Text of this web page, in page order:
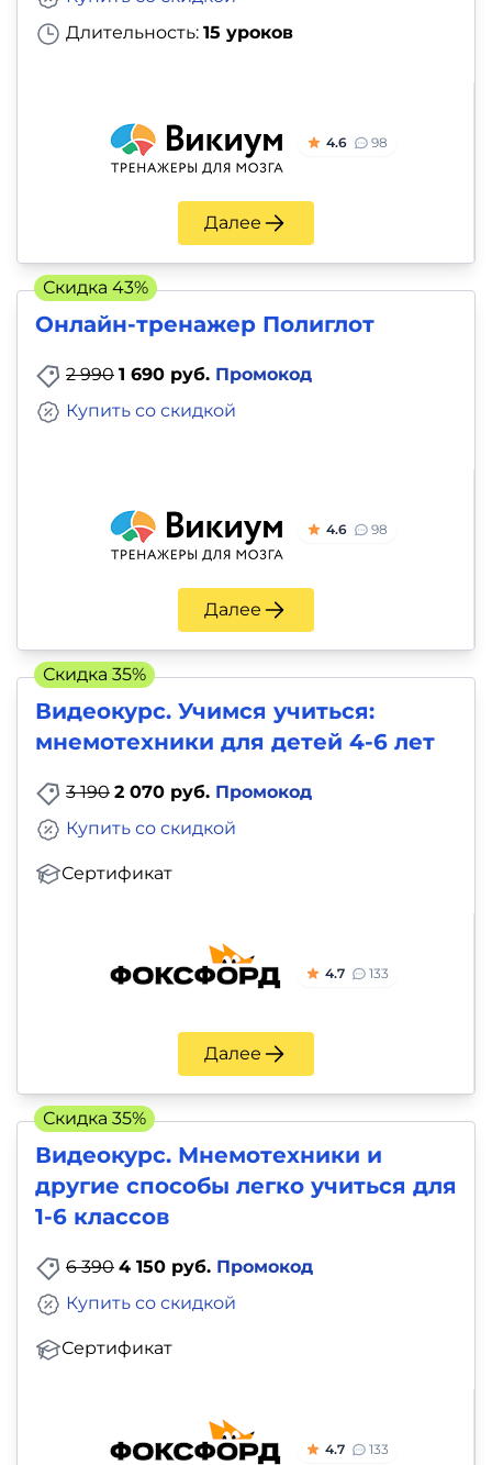
Длительность: 15 уроков
4.6 98
Далее
Онлайн-тренажер Полиглот
2 990 1 690 руб. Промокод
Купить со скидкой
4.6 98
Далее
Скидка 43%
Видеокурс. Учимся учиться:
мнемотехники для детей 4-6 лет
3 190 2 070 руб. Промокод
Сертификат
Купить со скидкой
4.7 133
Далее
Скидка 35%
Видеокурс. Мнемотехники и
другие способы легко учиться для
1-6 классов
6 390 4 150 руб. Промокод
Сертификат
Купить со скидкой
4.7 133
Скидка 35%